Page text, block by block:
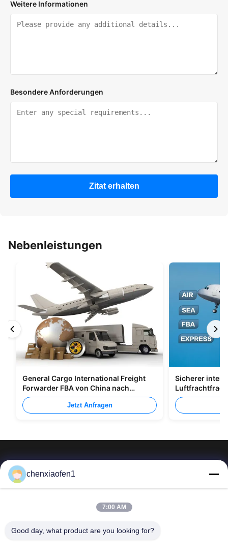
Weitere Informationen
Besondere Anforderungen
Zitat erhalten
Nebenleistungen
General Cargo International Freight
Forwarder FBA von China nach
Großbritannien Italien Portugal
Jetzt Anfragen
Sicherer
Shenzhen
Peking-Seidenstraße-Unternehmens-
chenxiaofen1
7:00 AM
Good day, what product are you looking for?